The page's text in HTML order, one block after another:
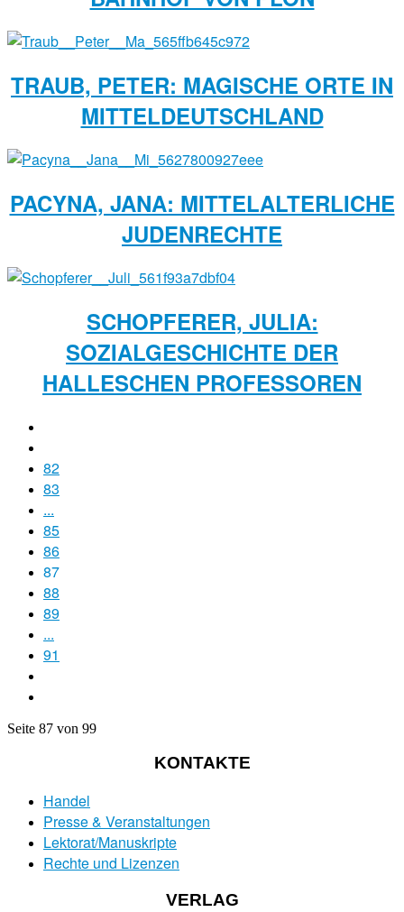
TRAUB, PETER: MAGISCHE ORTE IN
MITTELDEUTSCHLAND
PACYNA, JANA: MITTELALTERLICHE
JUDENRECHTE
SCHOPFERER, JULIA:
SOZIALGESCHICHTE DER
HALLESCHEN PROFESSOREN
82
83
...
85
86
87
88
89
...
91
Seite 87 von 99
KONTAKTE
Handel
Presse & Veranstaltungen
Lektorat/Manuskripte
Rechte und Lizenzen
VERLAG